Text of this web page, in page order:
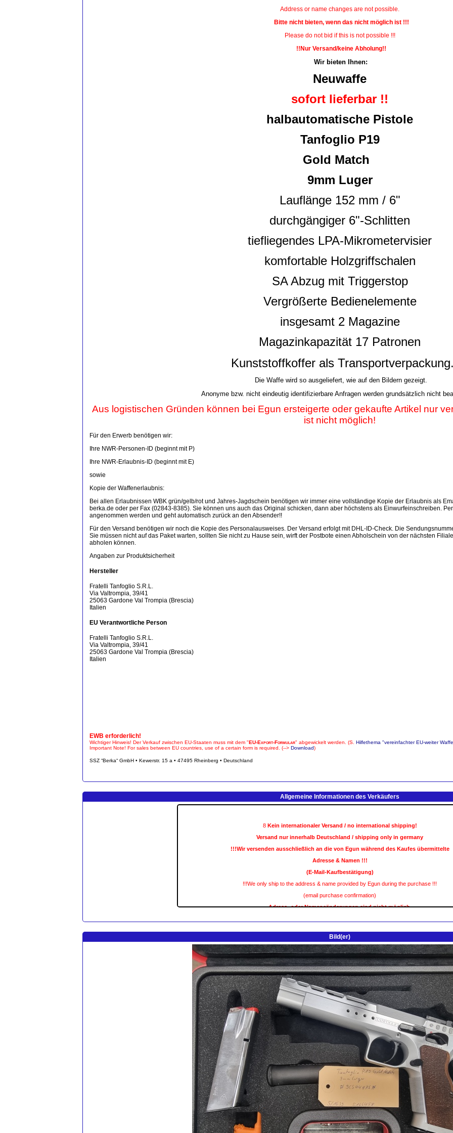
Address or name changes are not possible.
Bitte nicht bieten, wenn das nicht möglich ist !!!
Please do not bid if this is not possible !!!
!!Nur Versand/keine Abholung!!
Wir bieten Ihnen:
Neuwaffe
sofort lieferbar !!
halbautomatische Pistole
Tanfoglio P19
Gold Match
9mm Luger
Lauflänge 152 mm / 6"
durchgängiger 6"-Schlitten
tiefliegendes LPA-Mikrometervisier
komfortable Holzgriffschalen
SA Abzug mit Triggerstop
Vergrößerte Bedienelemente
insgesamt 2 Magazine
Magazinkapazität 17 Patronen
Kunststoffkoffer als Transportverpackung.
Die Waffe wird so ausgeliefert, wie auf den Bildern gezeigt.
Anonyme bzw. nicht eindeutig identifizierbare Anfragen werden grundsätzlich nicht
Aus logistischen Gründen können bei Egun ersteigerte oder gekaufte Artikel nur
ist nicht möglich!
Für den Erwerb benötigen wir:
Ihre NWR-Personen-ID (beginnt mit P)
Ihre NWR-Erlaubnis-ID (beginnt mit E)
sowie
Kopie der Waffenerlaubnis:
Bei allen Erlaubnissen WBK grün/gelb/rot und Jahres-Jagdschein benötigen wir immer eine vollständige Kopie der Erlaubnis als
berka.de oder per Fax (02843-8385). Sie können uns auch das Original schicken, dann aber höchstens als Einwurfeinschreiben.
angenommen werden und geht automatisch zurück an den Absender!!
Für den Versand benötigen wir noch die Kopie des Personalausweises. Der Versand erfolgt mit DHL-ID-Check. Die
Sie müssen nicht auf das Paket warten, sollten Sie nicht zu Hause sein, wirft der Postbote einen Abholschein von der nächsten
abholen können.
Angaben zur Produktsicherheit
Hersteller
Fratelli Tanfoglio S.R.L.
Via Valtrompia, 39/41
25063 Gardone Val Trompia (Brescia)
Italien
EU Verantwortliche Person
Fratelli Tanfoglio S.R.L.
Via Valtrompia, 39/41
25063 Gardone Val Trompia (Brescia)
Italien
EWB erforderlich!
Wichtiger Hinweis! Der Verkauf zwischen EU-Staaten muss mit dem "EU-Export-Formular" abgewickelt werden. (S. Hilfethema "vereinfachter EU-weiter
Important Note! For sales between EU countries, use of a certain form is required. (--> Download)
SSZ “Berka“ GmbH • Kewerstr. 15 a • 47495 Rheinberg • Deutschland
Allgemeine Informationen des Verkäufers
Bild(er)